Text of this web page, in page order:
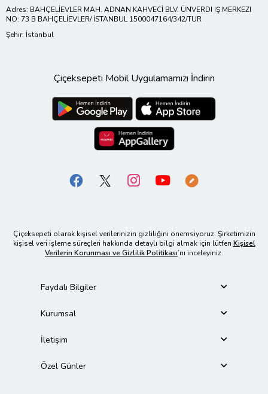
Adres: BAHÇELİEVLER MAH. ADNAN KAHVECİ BLV. ÜNVERDI IŞ MERKEZI
NO: 73 B BAHÇELİEVLER/ İSTANBUL 1500047164/342/TUR
Şehir: İstanbul
Çiçeksepeti Mobil Uygulamamızı İndirin
Çiçeksepeti olarak kişisel verilerinizin gizliliğini önemsiyoruz. Şirketimizin
kişisel veri işleme süreçleri hakkında detaylı bilgi almak için lütfen Kişisel
Verilerin Korunması ve Gizlilik Politikası’nı inceleyiniz.
Faydalı Bilgiler
Kurumsal
İletişim
Özel Günler